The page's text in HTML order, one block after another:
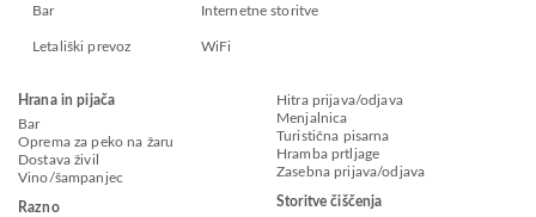
Bar Internetne storitve
Letališki prevoz WiFi
Hrana in pijača
Bar
Oprema za peko na žaru
Dostava živil
Vino/šampanjec
Razno
Hitra prijava/odjava
Menjalnica
Turistična pisarna
Hramba prtljage
Zasebna prijava/odjava
Storitve čiščenja